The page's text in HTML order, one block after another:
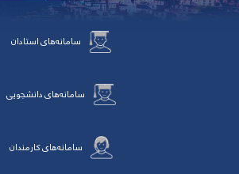
سامانه‌های استادان
سامانه‌های دانشجویی
سامانه‌های کارمندان